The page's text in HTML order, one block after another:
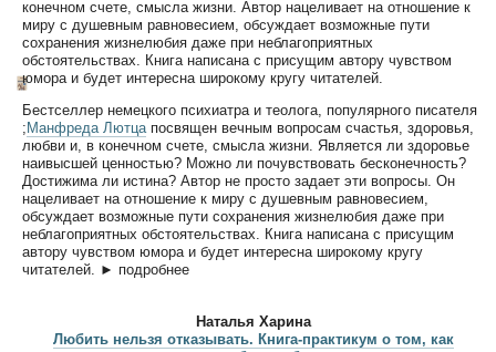
конечном счете, смысла жизни. Автор нацеливает на отношение к
миру с душевным равновесием, обсуждает возможные пути
сохранения жизнелюбия даже при неблагоприятных
обстоятельствах. Книга написана с присущим автору чувством
юмора и будет интересна широкому кругу читателей.
Бестселлер немецкого психиатра и теолога, популярного писателя
; Манфреда Лютца посвящен вечным вопросам счастья, здоровья,
любви и, в конечном счете, смысла жизни. Является ли здоровье
наивысшей ценностью? Можно ли почувствовать бесконечность?
Достижима ли истина? Автор не просто задает эти вопросы. Он
нацеливает на отношение к миру с душевным равновесием,
обсуждает возможные пути сохранения жизнелюбия даже при
неблагоприятных обстоятельствах. Книга написана с присущим
автору чувством юмора и будет интересна широкому кругу
читателей. ► подробнее
Наталья Харина
Любить нельзя отказывать. Книга-практикум о том, как